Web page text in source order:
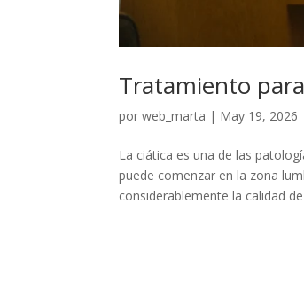
Tratamiento
porweb_marta | May 19, 2026
La ciática es una de las
puede comenzar en la zona
considerablemente la calidad de